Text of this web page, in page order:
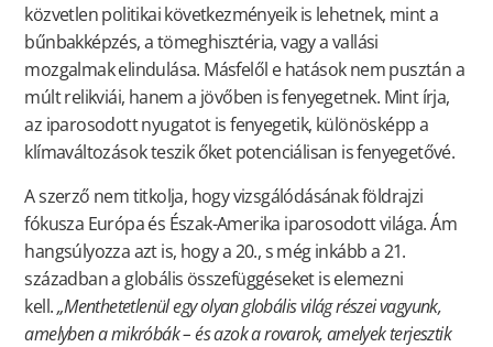
közvetlen politikai következményeik is lehetnek, mint a
bűnbakképzés, a tömeghisztéria, vagy a vallási
mozgalmak elindulása. Másfelől e hatások nem pusztán a
múlt relikviái, hanem a jövőben is fenyegetnek. Mint írja,
az iparosodott nyugatot is fenyegetik, különösképp a
klímaváltozások teszik őket potenciálisan is fenyegetővé.
A szerző nem titkolja, hogy vizsgálódásának földrajzi
fókusza Európa és Észak-Amerika iparosodott világa. Ám
hangsúlyozza azt is, hogy a 20., s még inkább a 21.
században a globális összefüggéseket is elemezni
kell.„Menthetetlenül egy olyan globális világ részei vagyunk,
amelyben a mikróbák – és azok a rovarok, amelyek terjesztik